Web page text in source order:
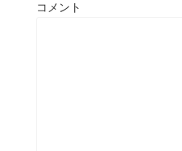
コメント